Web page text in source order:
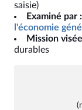
saisie)
Examiné par :
l'économie
Mission
durables